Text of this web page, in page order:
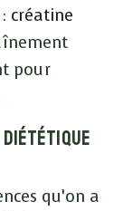
créatine
pour
qu’on a